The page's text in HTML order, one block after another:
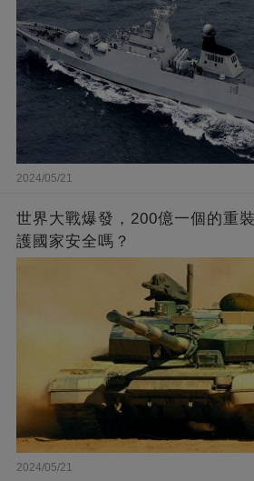
2024/05/21
世界大戰爆發，200億一個的重
護國家安全嗎？
2024/05/21